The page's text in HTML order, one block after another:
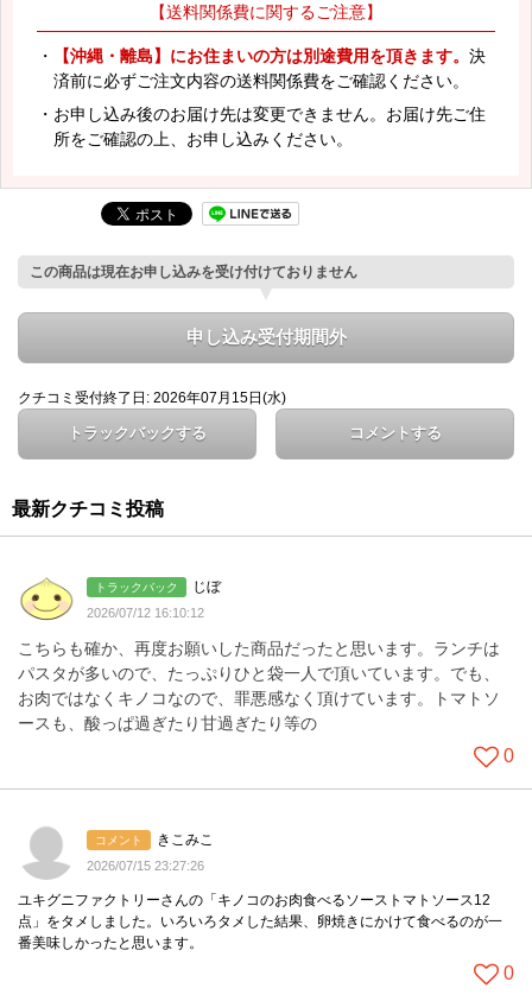
【送料関係費に関するご注意】
・ 【沖縄・離島】にお住まいの方は別途費用を頂きます。 決
済前に必ずご注文内容の送料関係費をご確認ください。
・お申し込み後のお届け先は変更できません。お届け先ご住
所をご確認の上、お申し込みください。
この商品は現在お申し込みを受け付けておりません
申し込み受付期間外
クチコミ受付終了日: 2026年07月15日(水)
トラックバックする コメントする
最新クチコミ投稿
トラックバック じぼ
2026/07/12 16:10:12
こちらも確か、再度お願いした商品だったと思います。ランチは
パスタが多いので、たっぷりひと袋一人で頂いています。でも、
お肉ではなくキノコなので、罪悪感なく頂けています。トマトソ
ースも、酸っぱ過ぎたり甘過ぎたり等の
0
コメント きこみこ
2026/07/15 23:27:26
ユキグニファクトリーさんの「キノコのお肉食べるソーストマトソース12
点」をタメしました。いろいろタメした結果、卵焼きにかけて食べるのが一
番美味しかったと思います。
0